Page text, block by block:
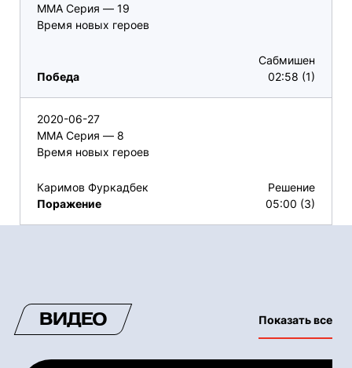
ММА Серия — 19
Время новых героев
Победа
Сабмишен
02:58 (1)
2020-06-27
ММА Серия — 8
Время новых героев
Каримов Фуркадбек
Поражение
Решение
05:00 (3)
ВИДЕО Показать все